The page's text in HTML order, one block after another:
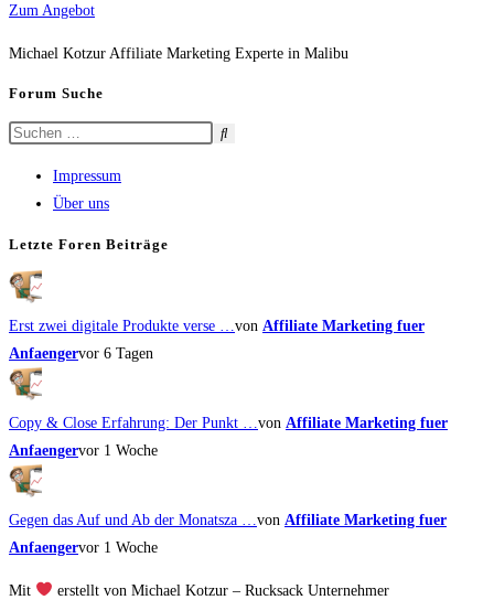
Zum Angebot
Michael Kotzur Affiliate Marketing Experte in Malibu
Forum Suche
Impressum
Über uns
Letzte Foren Beiträge
Erst zwei digitale Produkte verse … von Affiliate Marketing fuer
Anfaengervor 6 Tagen
Copy & Close Erfahrung: Der Punkt … von Affiliate Marketing fuer
Anfaengervor 1 Woche
Gegen das Auf und Ab der Monatsza … von Affiliate Marketing fuer
Anfaengervor 1 Woche
Mit erstellt von Michael Kotzur – Rucksack Unternehmer